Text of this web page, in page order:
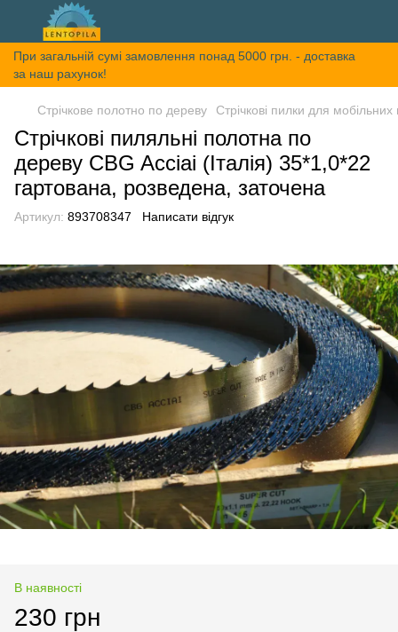
При загальній сумі замовлення понад 5000 грн. - доставка
за наш рахунок!
Стрічкове полотно по дереву Стрічкові пилки для
Стрічкові пиляльні полотна по
дереву CBG Acciai (Італія) 35*1,0*22
гартована, розведена, заточена
Артикул: 893708347 Написати відгук
В наявності
230 грн